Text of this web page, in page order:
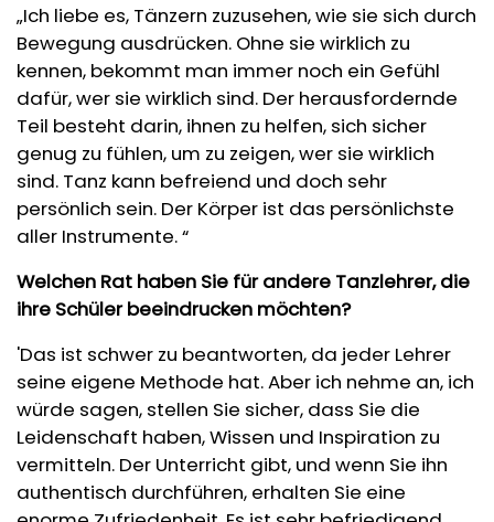
„Ich liebe es, Tänzern zuzusehen, wie sie sich durch
Bewegung ausdrücken. Ohne sie wirklich zu
kennen, bekommt man immer noch ein Gefühl
dafür, wer sie wirklich sind. Der herausfordernde
Teil besteht darin, ihnen zu helfen, sich sicher
genug zu fühlen, um zu zeigen, wer sie wirklich
sind. Tanz kann befreiend und doch sehr
persönlich sein. Der Körper ist das persönlichste
aller Instrumente. “
Welchen Rat haben Sie für andere Tanzlehrer, die
ihre Schüler beeindrucken möchten?
'Das ist schwer zu beantworten, da jeder Lehrer
seine eigene Methode hat. Aber ich nehme an, ich
würde sagen, stellen Sie sicher, dass Sie die
Leidenschaft haben, Wissen und Inspiration zu
vermitteln. Der Unterricht gibt, und wenn Sie ihn
authentisch durchführen, erhalten Sie eine